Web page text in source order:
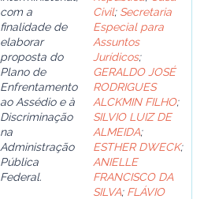
com a
finalidade de
elaborar
proposta do
Plano de
Enfrentamento
ao Assédio e à
Discriminação
na
Administração
Pública
Federal.
Civil; Secretaria
Especial para
Assuntos
Jurídicos;
GERALDO JOSÉ
RODRIGUES
ALCKMIN FILHO;
SILVIO LUIZ DE
ALMEIDA;
ESTHER DWECK;
ANIELLE
FRANCISCO DA
SILVA; FLÁVIO